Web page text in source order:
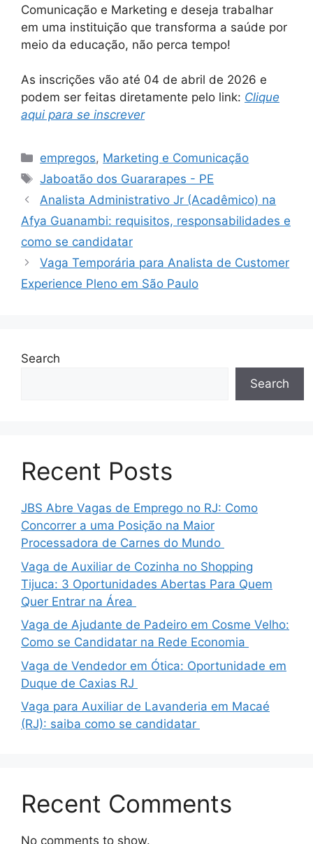
Comunicação e Marketing e deseja trabalhar
em uma instituição que transforma a saúde por
meio da educação, não perca tempo!
As inscrições vão até 04 de abril de 2026 e
podem ser feitas diretamente pelo link: Clique
aqui para se inscrever
Categories
empregos, Marketing e Comunicação
Tags
Jaboatão dos Guararapes - PE
Analista Administrativo Jr (Acadêmico) na
Afya Guanambi: requisitos, responsabilidades e
como se candidatar
Vaga Temporária para Analista de Customer
Experience Pleno em São Paulo
Search
Search
Recent Posts
JBS Abre Vagas de Emprego no RJ: Como
Concorrer a uma Posição na Maior
Processadora de Carnes do Mundo
Vaga de Auxiliar de Cozinha no Shopping
Tijuca: 3 Oportunidades Abertas Para Quem
Quer Entrar na Área
Vaga de Ajudante de Padeiro em Cosme Velho:
Como se Candidatar na Rede Economia
Vaga de Vendedor em Ótica: Oportunidade em
Duque de Caxias RJ
Vaga para Auxiliar de Lavanderia em Macaé
(RJ): saiba como se candidatar
Recent Comments
No comments to show.